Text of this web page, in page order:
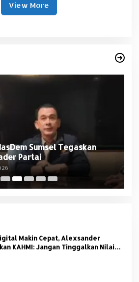
View More
Sumsel Tegaskan
Partai
Makin Cepat, Alexsander
KAHMI: Jangan Tinggalkan Nilai